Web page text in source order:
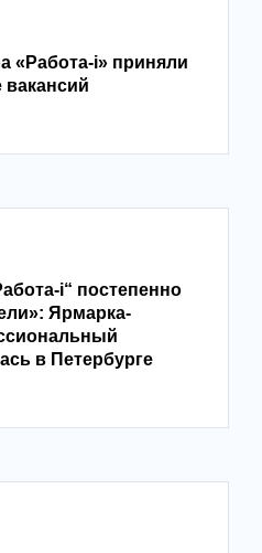
«Работа-i» приняли
вакансий
i“ постепенно
Ярмарка-
в Петербурге